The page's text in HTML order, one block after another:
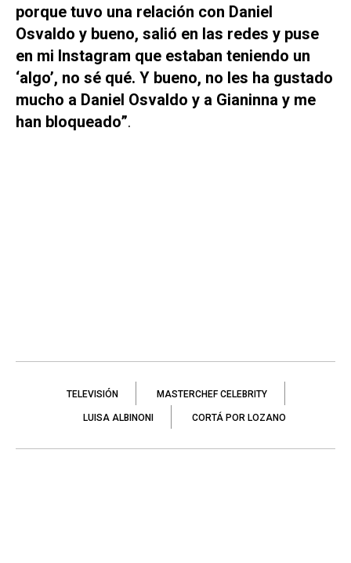
porque tuvo una relación con Daniel
Osvaldo y bueno, salió en las redes y puse
en mi Instagram que estaban teniendo un
‘algo’, no sé qué. Y bueno, no les ha gustado
mucho a Daniel Osvaldo y a Gianinna y me
han bloqueado”.
TELEVISIÓN MASTERCHEF CELEBRITY
LUISA ALBINONI CORTÁ POR LOZANO